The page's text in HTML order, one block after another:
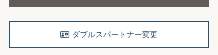
ダブルスパートナー変更